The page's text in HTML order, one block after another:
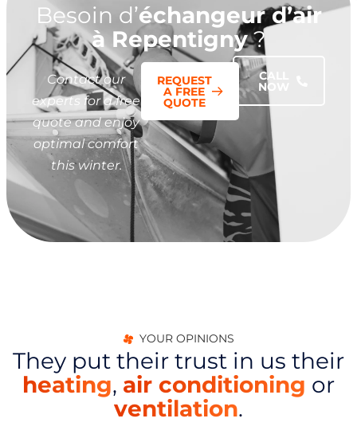
Besoin d’échangeur d’air
à Repentigny?
Contact our
experts for a free
quote and enjoy
optimal comfort
this winter.
REQUEST
A FREE
QUOTE
CALL
NOW
YOUR OPINIONS
They put their trust in us their
heating, air conditioning or
ventilation.